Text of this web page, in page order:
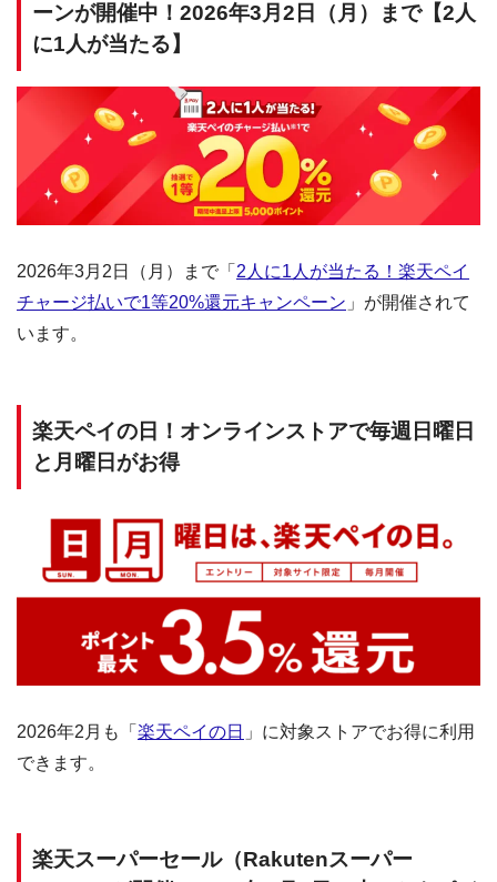
ーンが開催中！2026年3月2日（月）まで【2人
に1人が当たる】
2026年3月2日（月）まで「 2人に1人が当たる！楽天ペイ
チャージ払いで1等20%還元キャンペーン 」が開催されて
います。
楽天ペイの日！オンラインストアで毎週日曜日
と月曜日がお得
2026年2月も「 楽天ペイの日 」に対象ストアでお得に利用
できます。
楽天スーパーセール（Rakutenスーパー